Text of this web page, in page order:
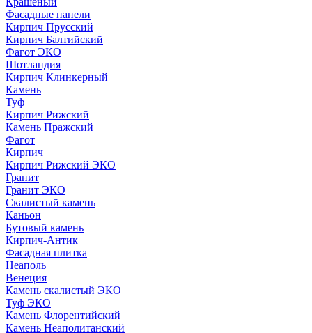
Фасадные панели
Кирпич Прусский
Кирпич Балтийский
Фагот ЭКО
Шотландия
Кирпич Клинкерный
Камень
Туф
Кирпич Рижский
Камень Пражский
Фагот
Кирпич
Кирпич Рижский ЭКО
Гранит
Гранит ЭКО
Скалистый камень
Каньон
Бутовый камень
Кирпич-Антик
Фасадная плитка
Неаполь
Венеция
Камень скалистый ЭКО
Туф ЭКО
Камень Флорентийский
Камень Неаполитанский